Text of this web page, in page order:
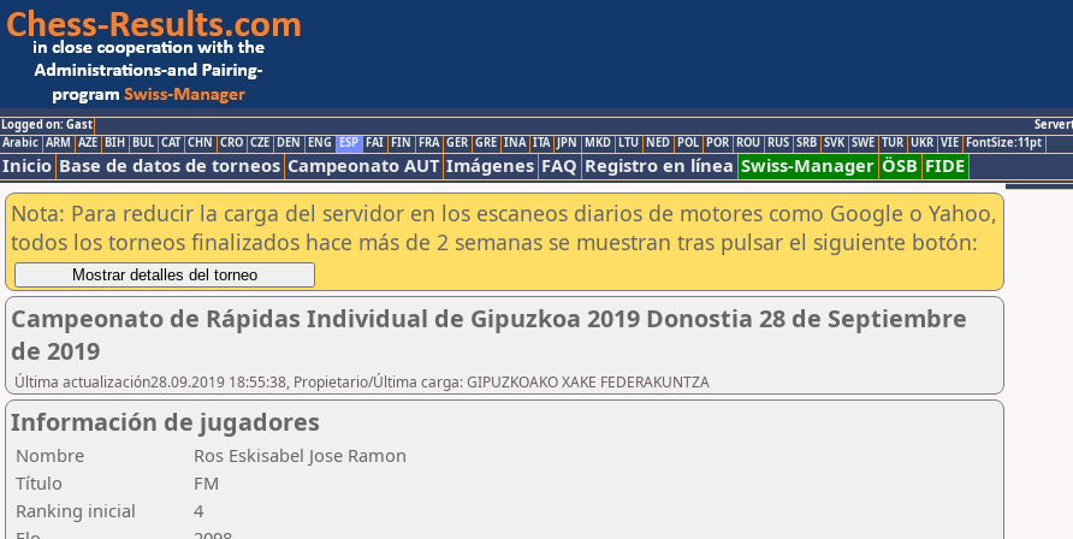
Logged on: Gast
Arabic ARM AZE BIH BUL CAT CHN CRO CZE DEN ENG ESP FAI FIN FRA GER GRE INA ITA JPN MKD LTU NED POL POR ROU RUS SRB SVK SWE TUR UKR VIE FontSize:11pt
Inicio Base de datos de torneos Campeonato AUT Imágenes FAQ Registro en línea Swiss-Manager ÖSB FIDE
Nota: Para reducir la carga del servidor en los escaneos diarios de motores como Google o Yahoo,
todos los torneos finalizados hace más de 2 semanas se muestran tras pulsar el siguiente botón:
Campeonato de Rápidas Individual de Gipuzkoa 2019 Donostia 28 de Septiembre
de 2019
Última actualización28.09.2019 18:55:38, Propietario/Última carga: GIPUZKOAKO XAKE FEDERAKUNTZA
Información de jugadores
Nombre
Ros Eskisabel Jose Ramon
Título
FM
Ranking inicial
4